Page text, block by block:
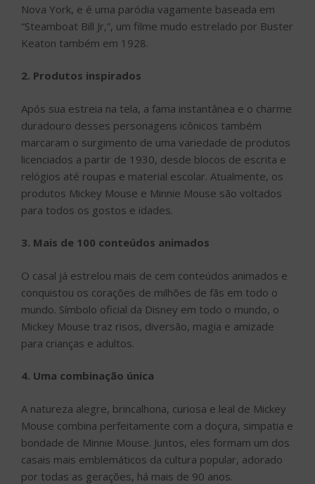
Nova York, e é uma paródia vagamente baseada em
“Steamboat Bill Jr,”, um filme mudo estrelado por Buster
Keaton também em 1928.
2. Produtos inspirados
Após sua estreia na tela, a fama instantânea e o charme
duradouro desses personagens icônicos também
marcaram o surgimento de uma variedade de produtos
licenciados a partir de 1930, desde blocos de escrita e
relógios até roupas e material escolar. Atualmente, os
produtos Mickey Mouse e Minnie Mouse são voltados
para todos os gostos e idades.
3. Mais de 100 conteúdos animados
O casal já estrelou mais de cem conteúdos animados e
conquistou os corações de milhões de fãs em todo o
mundo. Símbolo oficial da Disney em todo o mundo, o
Mickey Mouse traz risos, diversão, magia e amizade
para crianças e adultos.
4. Uma combinação única
A natureza alegre, brincalhona, curiosa e leal de Mickey
Mouse combina perfeitamente com a doçura, simpatia e
bondade de Minnie Mouse. Juntos, eles formam um dos
casais mais emblemáticos da cultura popular, adorado
por todas as gerações, há mais de 90 anos.